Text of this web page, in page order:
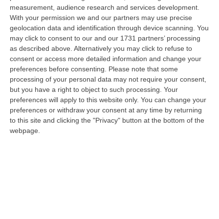
measurement, audience research and services development.
With your permission we and our partners may use precise
geolocation data and identification through device scanning. You
may click to consent to our and our 1731 partners’ processing
as described above. Alternatively you may click to refuse to
consent or access more detailed information and change your
preferences before consenting.
Please note that some
processing of your personal data may not require your consent,
but you have a right to object to such processing. Your
preferences will apply to this website only. You can change your
preferences or withdraw your consent at any time by returning
to this site and clicking the "Privacy" button at the bottom of the
webpage.
stato arrestato dai carabinieri a Cinquefrondi perché accusato del t…
05 Agosto, 22:07
Ciclovia Dei Parchi Della Calabria: Al Via La Messa In Sicurezza
Del Tratto Fabrizia – Serra San Bruno
“SERRA SAN BRUNO Partono i lavori di riqualificazione e miglioramento
della sicurezza lungo la Ciclovia dei Parchi della Calabria, concentra…
05 Agosto, 21:56
Tari, Senese: «Rendere Efficiente Il Sistema Per Ridurre I Costi
Per I Cittadini E Aumentare I Salari»
“CATANZARO A Lamezia Terme la Tari aumenta del 6,2% per le famiglie e